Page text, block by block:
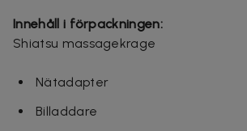
Innehåll i förpackningen:
Shiatsu massagekrage
Nätadapter
Billaddare